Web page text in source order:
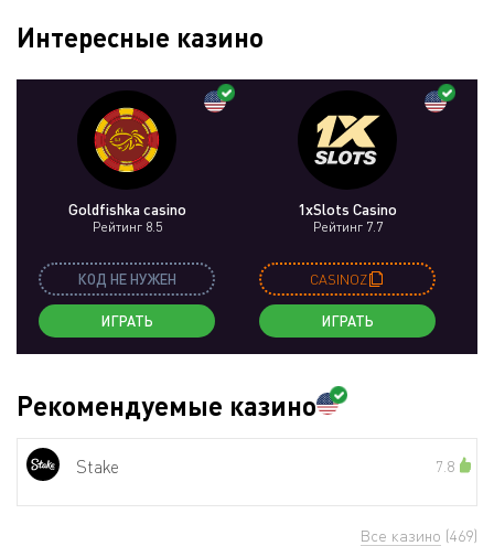
Интересные казино
Goldfishka casino
Рейтинг 8.5
КОД НЕ НУЖЕН
ИГРАТЬ
1xSlots Casino
Рейтинг 7.7
CASINOZ
ИГРАТЬ
Рекомендуемые казино
Stake 7.8
Все казино (469)